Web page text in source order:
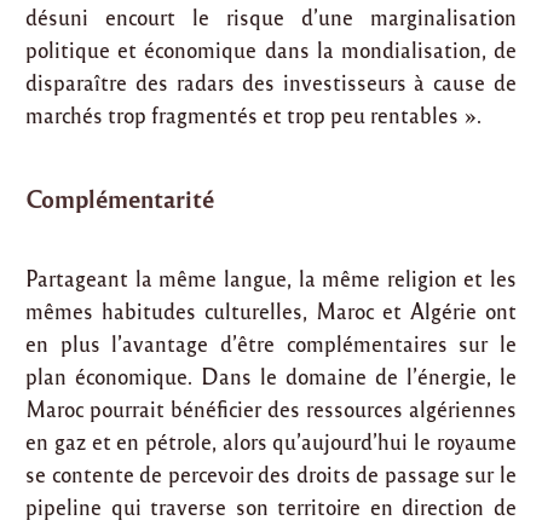
désuni encourt le risque d’une marginalisation
politique et économique dans la mondialisation, de
disparaître des radars des investisseurs à cause de
marchés trop fragmentés et trop peu rentables ».
Complémentarité
Partageant la même langue, la même religion et les
mêmes habitudes culturelles, Maroc et Algérie ont
en plus l’avantage d’être complémentaires sur le
plan économique. Dans le domaine de l’énergie, le
Maroc pourrait bénéficier des ressources algériennes
en gaz et en pétrole, alors qu’aujourd’hui le royaume
se contente de percevoir des droits de passage sur le
pipeline qui traverse son territoire en direction de